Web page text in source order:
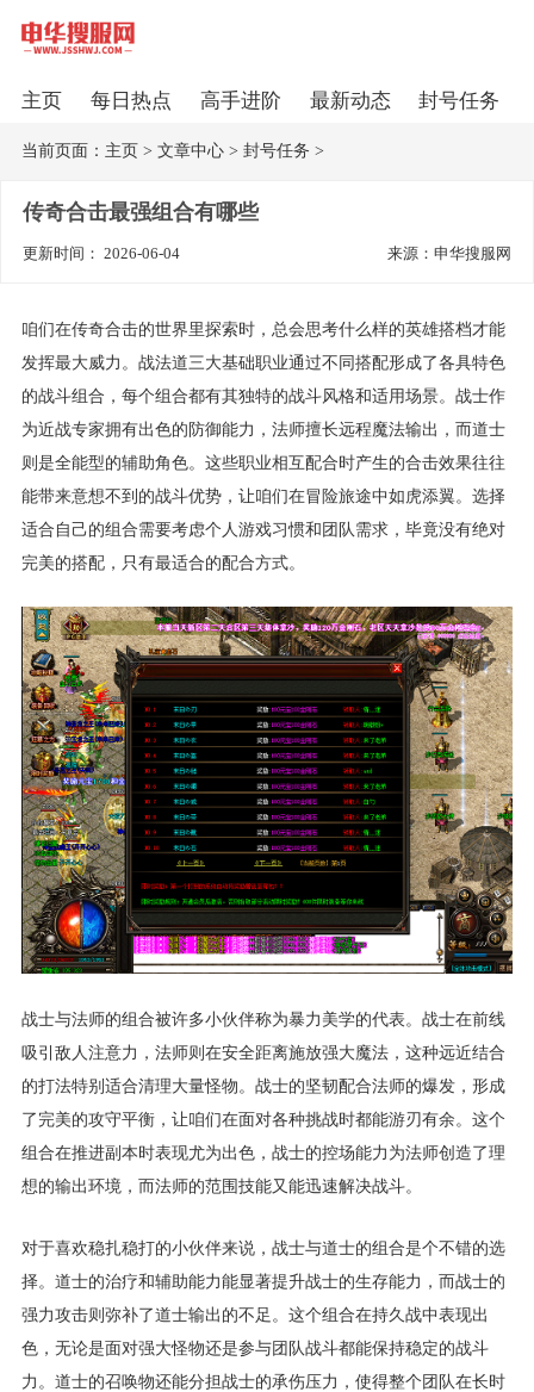
主页 每日热点 高手进阶 最新动态 封号任务
当前页面： 主页> 文章中心> 封号任务 >
传奇合击最强组合有哪些
更新时间： 2026-06-04 来源：申华搜服网
咱们在传奇合击的世界里探索时，总会思考什么样的英雄搭档才能
发挥最大威力。战法道三大基础职业通过不同搭配形成了各具特色
的战斗组合，每个组合都有其独特的战斗风格和适用场景。战士作
为近战专家拥有出色的防御能力，法师擅长远程魔法输出，而道士
则是全能型的辅助角色。这些职业相互配合时产生的合击效果往往
能带来意想不到的战斗优势，让咱们在冒险旅途中如虎添翼。选择
适合自己的组合需要考虑个人游戏习惯和团队需求，毕竟没有绝对
完美的搭配，只有最适合的配合方式。
战士与法师的组合被许多小伙伴称为暴力美学的代表。战士在前线
吸引敌人注意力，法师则在安全距离施放强大魔法，这种远近结合
的打法特别适合清理大量怪物。战士的坚韧配合法师的爆发，形成
了完美的攻守平衡，让咱们在面对各种挑战时都能游刃有余。这个
组合在推进副本时表现尤为出色，战士的控场能力为法师创造了理
想的输出环境，而法师的范围技能又能迅速解决战斗。
对于喜欢稳扎稳打的小伙伴来说，战士与道士的组合是个不错的选
择。道士的治疗和辅助能力能显著提升战士的生存能力，而战士的
强力攻击则弥补了道士输出的不足。这个组合在持久战中表现出
色，无论是面对强大怪物还是参与团队战斗都能保持稳定的战斗
力。道士的召唤物还能分担战士的承伤压力，使得整个团队在长时